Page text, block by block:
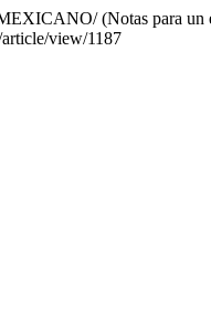
(Notas para un
view/1187